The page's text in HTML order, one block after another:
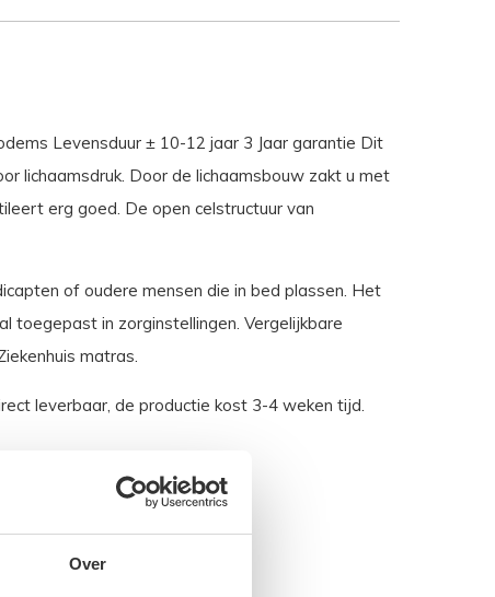
Over
Levensduur ± 10-12 jaar 3 Jaar garantie Dit
lichaamsdruk. Door de lichaamsbouw zakt u met
erg goed. De open celstructuur van
of oudere mensen die in bed plassen. Het
toegepast in zorginstellingen. Vergelijkbare
matras.
leverbaar, de productie kost 3-4 weken tijd.